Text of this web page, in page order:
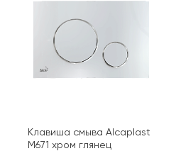
Клавиша смыва Alcaplast
M671 хром глянец